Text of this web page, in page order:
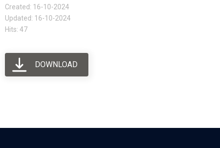
Created: 16-10-2024
Updated: 16-10-2024
Hits: 47
DOWNLOAD